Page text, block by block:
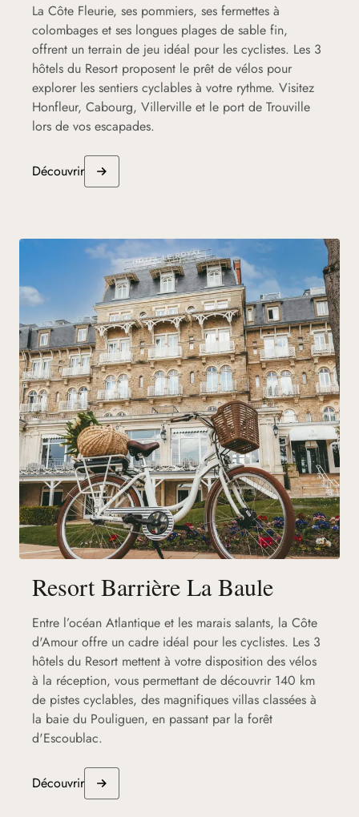
La Côte Fleurie, ses pommiers, ses fermettes à
colombages et ses longues plages de sable fin,
offrent un terrain de jeu idéal pour les cyclistes. Les 3
hôtels du Resort proposent le prêt de vélos pour
explorer les sentiers cyclables à votre rythme. Visitez
Honfleur, Cabourg, Villerville et le port de Trouville
lors de vos escapades.
Découvrir
Resort Barrière La Baule
Entre l’océan Atlantique et les marais salants, la Côte
d'Amour offre un cadre idéal pour les cyclistes. Les 3
hôtels du Resort mettent à votre disposition des vélos
à la réception, vous permettant de découvrir 140 km
de pistes cyclables, des magnifiques villas classées à
la baie du Pouliguen, en passant par la forêt
d'Escoublac.
Découvrir